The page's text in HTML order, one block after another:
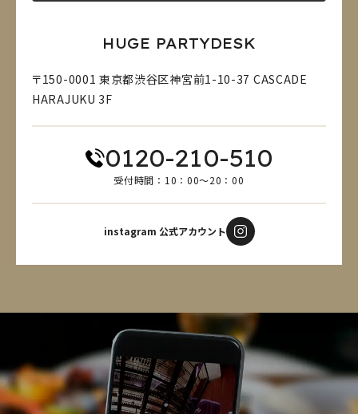
HUGE PARTYDESK
〒150-0001 東京都渋谷区神宮前1-10-37 CASCADE
HARAJUKU 3F
0120-210-510
受付時間：10：00～20：00
instagram 公式アカウント